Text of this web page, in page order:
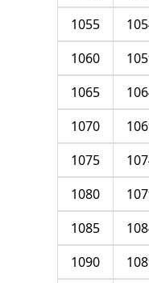
1055
1060
1065
1070
1075
1080
1085
1090